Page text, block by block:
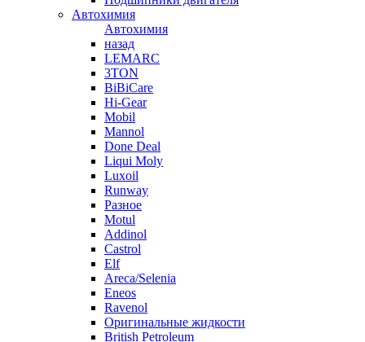
Автохимия
Автохимия
назад
LEMARC
3TON
BiBiCare
Hi-Gear
Mobil
Mannol
Done Deal
Liqui Moly
Luxoil
Runway
Разное
Motul
Addinol
Castrol
Elf
Areca/Selenia
Eneos
Ravenol
Оригинальные жидкости
British Petroleum